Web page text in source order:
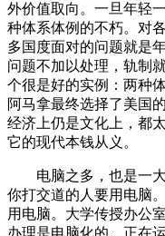
外价值取向。一旦年轻
种体系体例的不朽。对
多国度面对的问题就是
问题不加以处理，轨制
个很是好的实例：两种
阿马拿最终选择了美国
经济上仍是文化上，都
它的现代本钱从义。
电脑之多，也是一大
你打交道的人要用电脑
用电脑。大学传授办公